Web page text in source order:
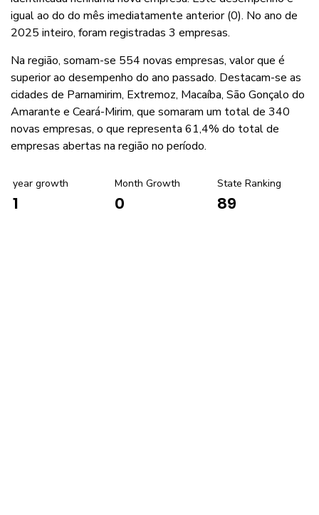
igual ao do do mês imediatamente anterior (0). No ano de
2025 inteiro, foram registradas 3 empresas.
Na região, somam-se 554 novas empresas, valor que é
superior ao desempenho do ano passado. Destacam-se as
cidades de Parnamirim, Extremoz, Macaíba, São Gonçalo do
Amarante e Ceará-Mirim, que somaram um total de 340
novas empresas, o que representa 61,4% do total de
empresas abertas na região no período.
year growth
1
Month Growth
0
State Ranking
89